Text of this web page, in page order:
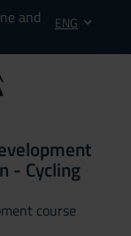
and
ENG
- Cycling
course